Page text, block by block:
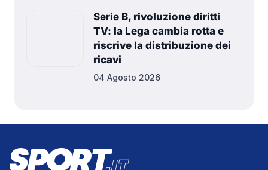
Serie B, rivoluzione diritti
TV: la Lega cambia rotta e
riscrive la distribuzione dei
ricavi
04 Agosto 2026